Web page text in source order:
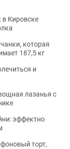
Кировске
которая
187,5 кг
и
лазанья с
эффектно
торт,